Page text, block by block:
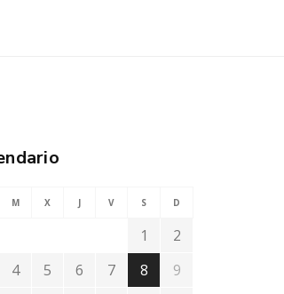
M X J V S D
1
2
4 5 6 7 8
9